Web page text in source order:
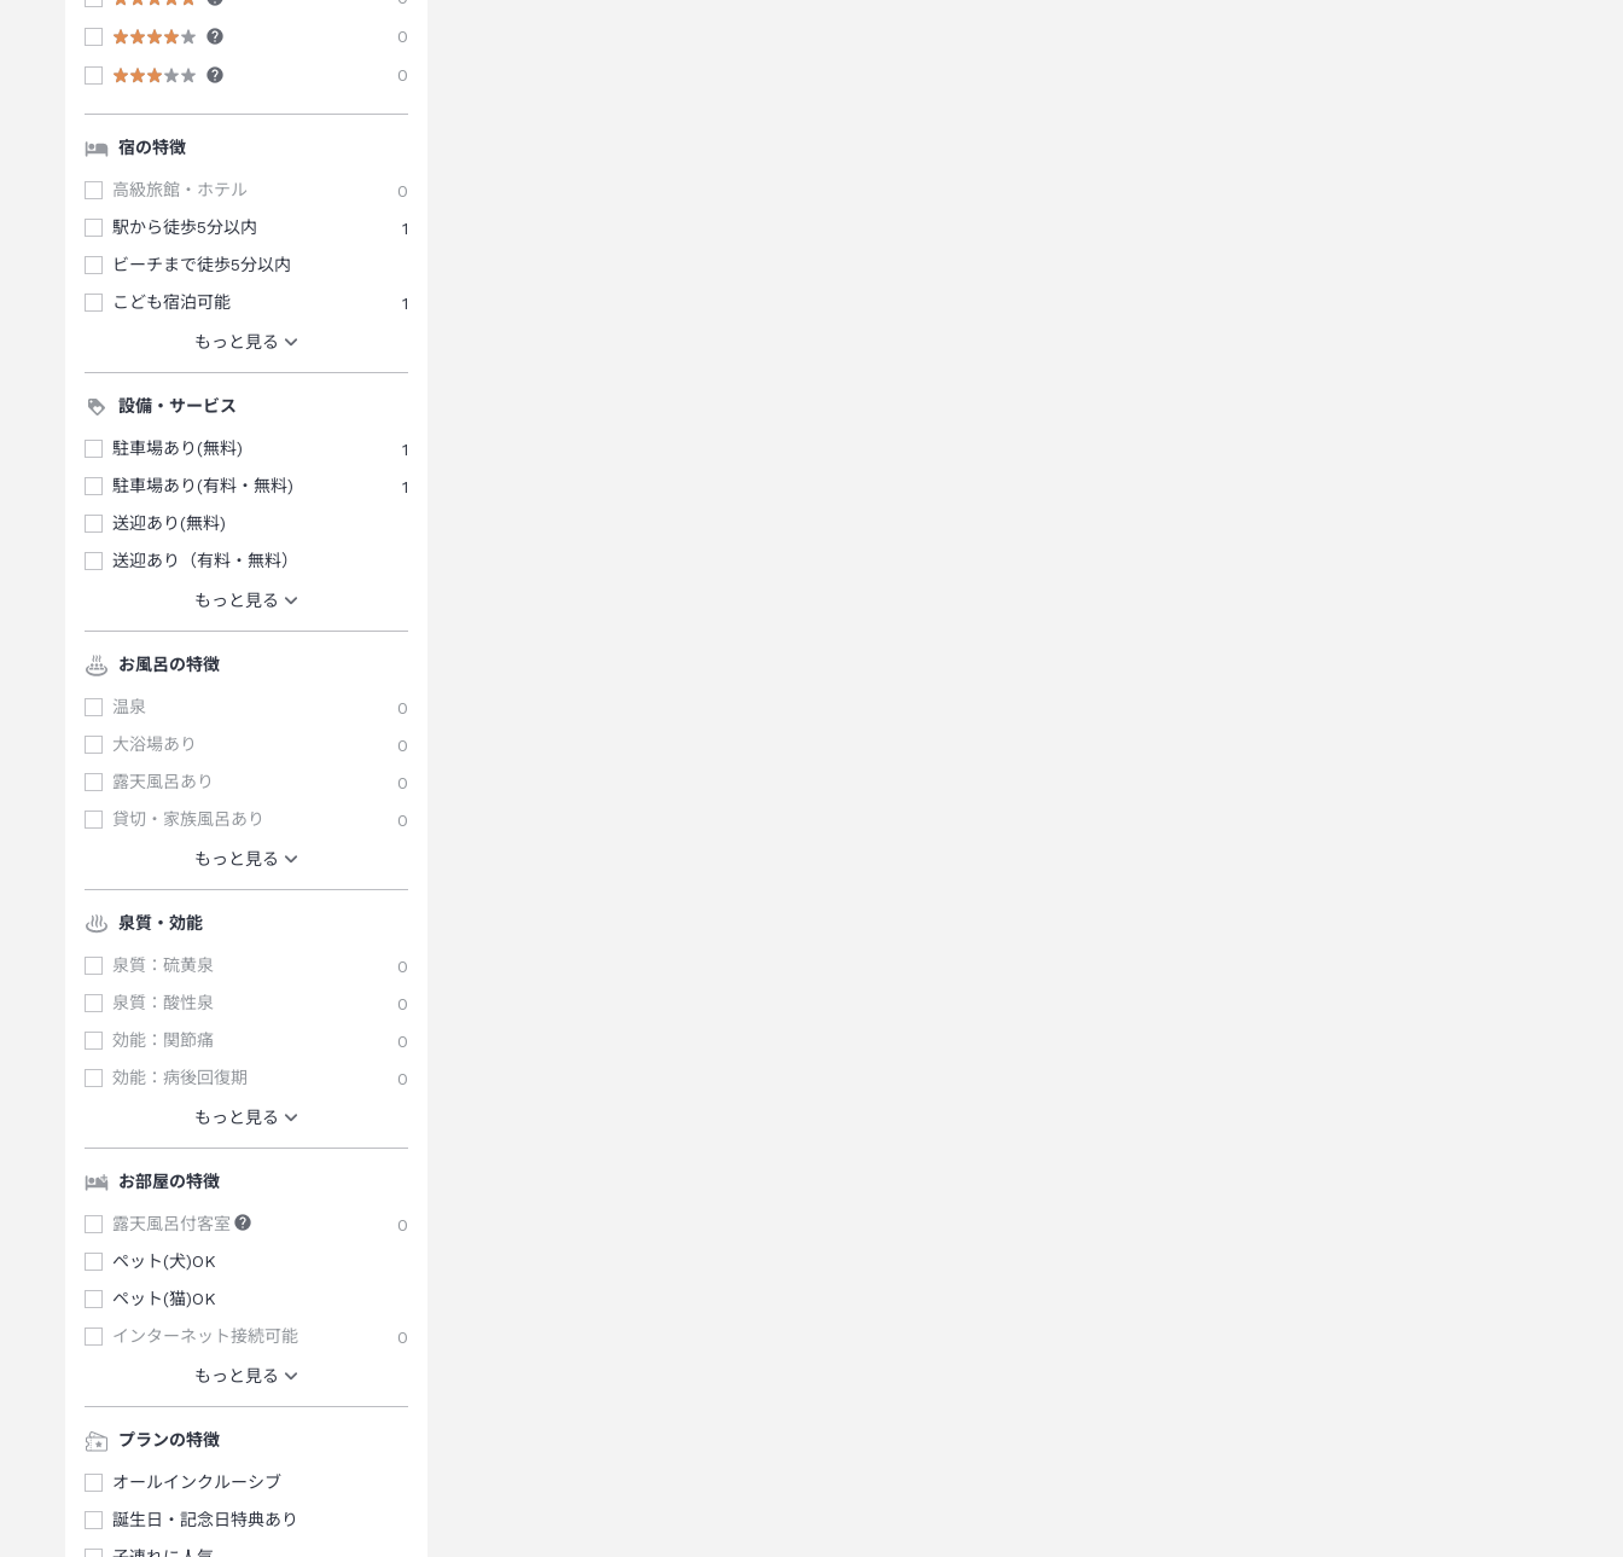
0
0
宿の特徴
高級旅館・ホテル
0
駅から徒歩5分以内
1
ビーチまで徒歩5分以内
こども宿泊可能
1
もっと見る
設備・サービス
駐車場あり(無料)
1
駐車場あり(有料・無料)
1
送迎あり(無料)
送迎あり（有料・無料）
もっと見る
お風呂の特徴
温泉
0
大浴場あり
0
露天風呂あり
0
貸切・家族風呂あり
0
もっと見る
泉質・効能
泉質：硫黄泉
0
泉質：酸性泉
0
効能：関節痛
0
効能：病後回復期
0
もっと見る
お部屋の特徴
露天風呂付客室
0
ペット(犬)OK
ペット(猫)OK
インターネット接続可能
0
もっと見る
プランの特徴
オールインクルーシブ
誕生日・記念日特典あり